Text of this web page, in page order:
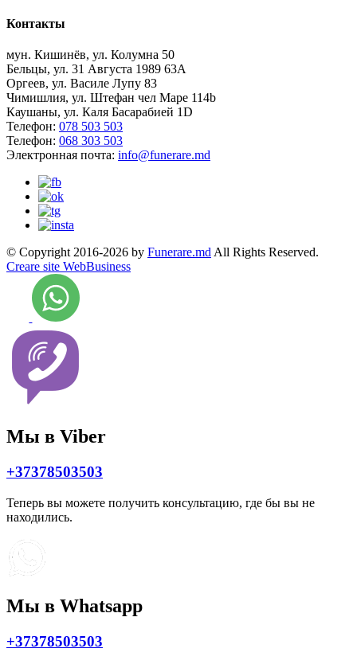
Контакты
мун. Кишинёв, ул. Колумна 50
Бельцы, ул. 31 Августа 1989 63А
Оргеев, ул. Василе Лупу 83
Чимишлия, ул. Штефан чел Маре 114b
Каушаны, ул. Каля Басарабией 1D
Телефон: 078 503 503
Телефон: 068 303 503
Электронная почта: info@funerare.md
© Copyright 2016-2026 by Funerare.mdAll Rights Reserved.
Creare site WebBusiness
Мы в Viber
+37378503503
Теперь вы можете получить консультацию, где бы вы не
находились.
Мы в Whatsapp
+37378503503